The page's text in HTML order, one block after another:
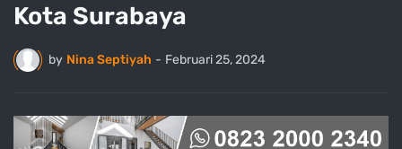
Kota Surabaya
by Nina Septiyah - Februari 25, 2024